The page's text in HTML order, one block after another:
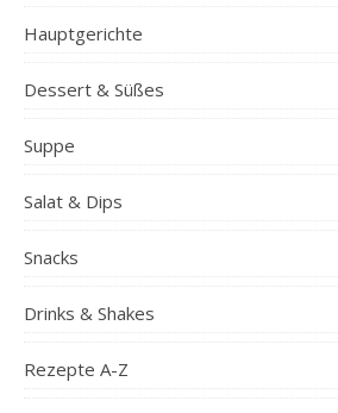
Hauptgerichte
Dessert & Süßes
Suppe
Salat & Dips
Snacks
Drinks & Shakes
Rezepte A-Z